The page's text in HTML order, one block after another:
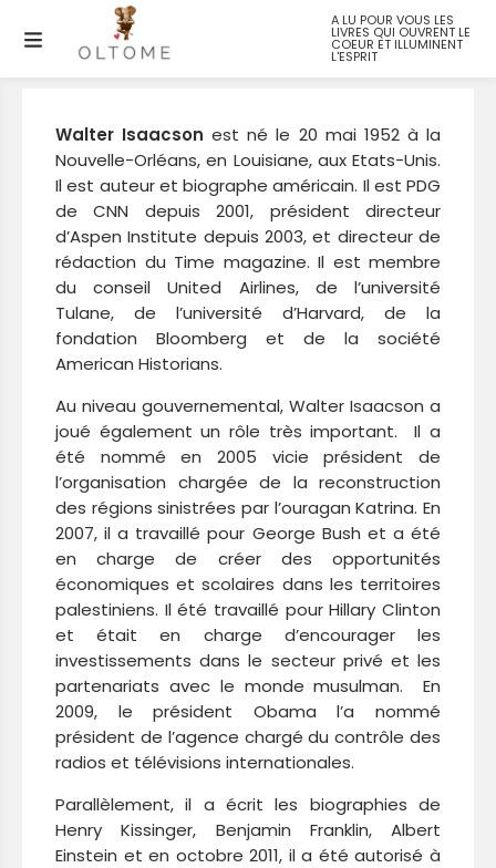
A LU POUR VOUS LES
LIVRES QUI OUVRENT LE
COEUR ET ILLUMINENT
L'ESPRIT
Walter ISAACSON
Walter Isaacson est né le 20 mai 1952 à la
Nouvelle-Orléans, en Louisiane, aux Etats-Unis.
Il est auteur et biographe américain. Il est PDG
de CNN depuis 2001, président directeur
d’Aspen Institute depuis 2003, et directeur de
rédaction du Time magazine. Il est membre
du conseil United Airlines, de l’université
Tulane, de l’université d’Harvard, de la
fondation Bloomberg et de la société
American Historians.
Au niveau gouvernemental, Walter Isaacson a
joué également un rôle très important. Il a
été nommé en 2005 vicie président de
l’organisation chargée de la reconstruction
des régions sinistrées par l’ouragan Katrina. En
2007, il a travaillé pour George Bush et a été
en charge de créer des opportunités
économiques et scolaires dans les territoires
palestiniens. Il été travaillé pour Hillary Clinton
et était en charge d’encourager les
investissements dans le secteur privé et les
partenariats avec le monde musulman. En
2009, le président Obama l’a nommé
président de l’agence chargé du contrôle des
radios et télévisions internationales.
Parallèlement, il a écrit les biographies de
Henry Kissinger, Benjamin Franklin, Albert
Einstein et en octobre 2011, il a été autorisé à